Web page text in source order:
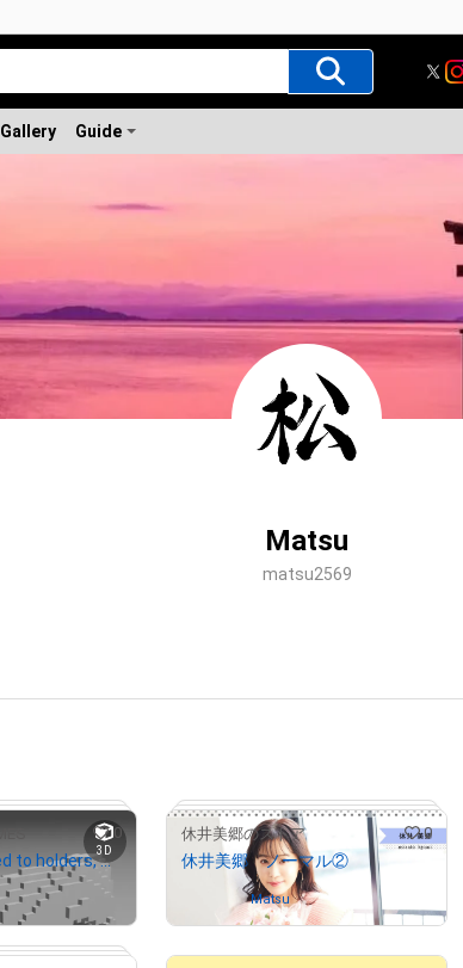
Gallery Guide
Matsu
matsu2569
3D
0
sheep_01【Limited to holders, with voxel data file (glb)】
休井美郷のストア 0
休井美郷 ノーマル②
Owned byMatsu